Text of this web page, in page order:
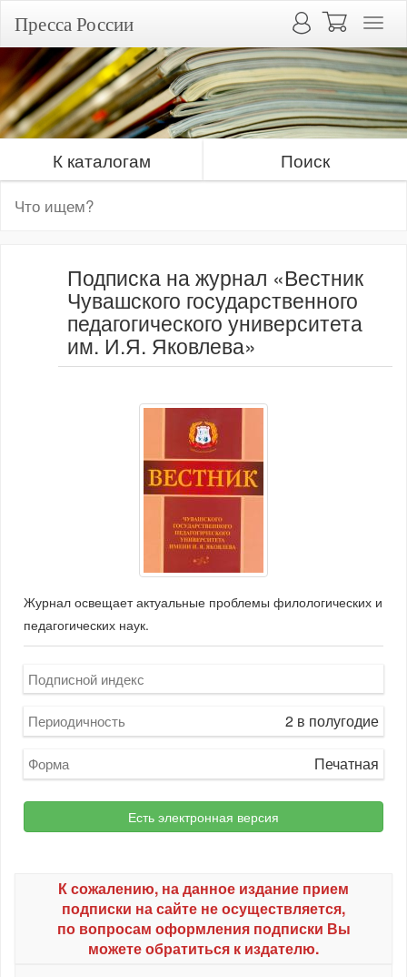
Пресса России
К каталогам Поиск
Подписка на журнал «Вестник
Чувашского государственного
педагогического университета
им. И.Я. Яковлева»
Журнал освещает актуальные проблемы филологических и
педагогических наук.
Подписной индекс
Периодичность 2 в полугодие
Форма Печатная
Есть электронная версия
К сожалению, на данное издание прием
подписки на сайте не осуществляется,
по вопросам оформления подписки Вы
можете обратиться к издателю.